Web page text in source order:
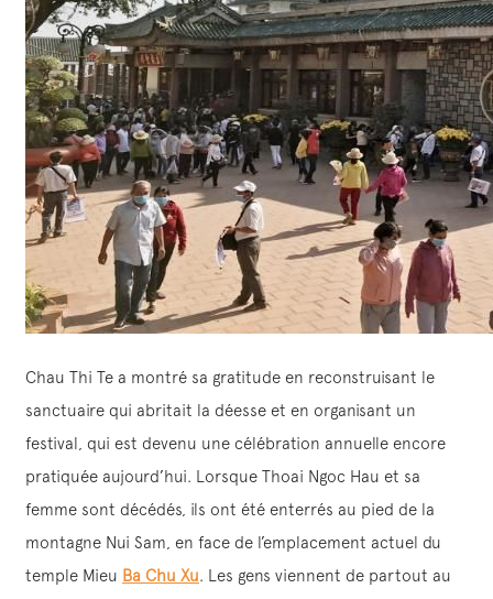
Chau Thi Te a montré sa gratitude en reconstruisant le
sanctuaire qui abritait la déesse et en organisant un
festival, qui est devenu une célébration annuelle encore
pratiquée aujourd’hui. Lorsque Thoai Ngoc Hau et sa
femme sont décédés, ils ont été enterrés au pied de la
montagne Nui Sam, en face de l’emplacement actuel du
temple Mieu Ba Chu Xu. Les gens viennent de partout au